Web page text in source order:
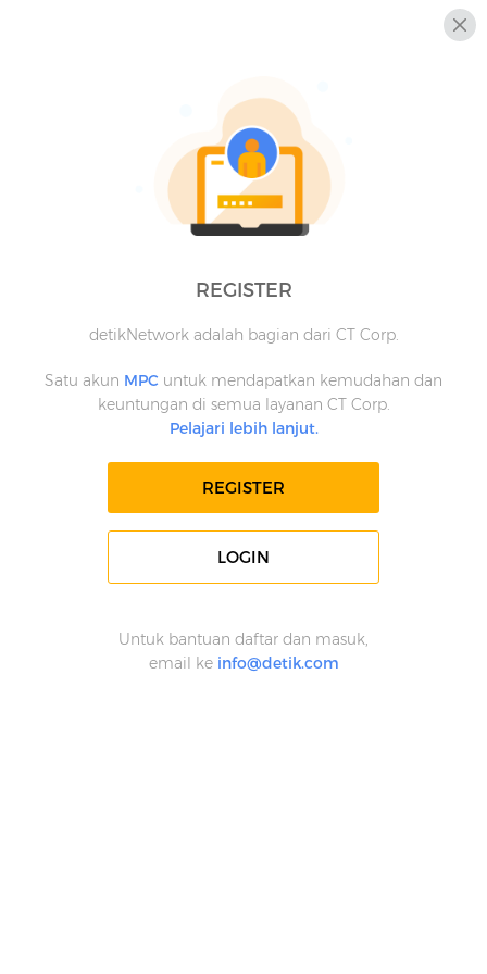
REGISTER
detikNetwork adalah bagian dari CT Corp.
Satu akun MPC untuk mendapatkan kemudahan dan
keuntungan di semua layanan CT Corp.
Pelajari lebih lanjut.
REGISTER
LOGIN
Untuk bantuan daftar dan masuk,
email ke info@detik.com